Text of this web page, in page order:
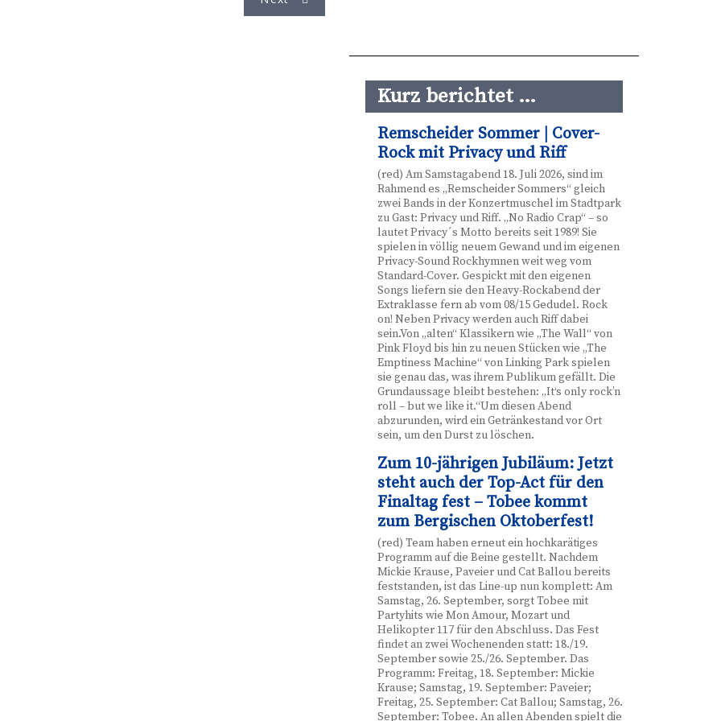
Kurz berichtet …
Remscheider Sommer | Cover-
Rock mit Privacy und Riff
(red) Am Samstagabend 18. Juli 2026, sind im
Rahmend es „Remscheider Sommers“ gleich
zwei Bands in der Konzertmuschel im Stadtpark
zu Gast: Privacy und Riff. „No Radio Crap“ – so
lautet Privacy´s Motto bereits seit 1989! Sie
spielen in völlig neuem Gewand und im eigenen
Privacy-Sound Rockhymnen weit weg vom
Standard-Cover. Gespickt mit den eigenen
Songs liefern sie den Heavy-Rockabend der
Extraklasse fern ab vom 08/15 Gedudel. Rock
on! Neben Privacy werden auch Riff dabei
sein.Von „alten“ Klassikern wie „The Wall“ von
Pink Floyd bis hin zu neuen Stücken wie „The
Emptiness Machine“ von Linking Park spielen
sie genau das, was ihrem Publikum gefällt. Die
Grundaussage bleibt bestehen: „It‘s only rock’n
roll – but we like it.“Um diesen Abend
abzurunden, wird ein Getränkestand vor Ort
sein, um den Durst zu löschen.
Zum 10-jährigen Jubiläum: Jetzt
steht auch der Top-Act für den
Finaltag fest – Tobee kommt
zum Bergischen Oktoberfest!
(red) Team haben erneut ein hochkarätiges
Programm auf die Beine gestellt. Nachdem
Mickie Krause, Paveier und Cat Ballou bereits
feststanden, ist das Line-up nun komplett: Am
Samstag, 26. September, sorgt Tobee mit
Partyhits wie Mon Amour, Mozart und
Helikopter 117 für den Abschluss. Das Fest
findet an zwei Wochenenden statt: 18./19.
September sowie 25./26. September. Das
Programm: Freitag, 18. September: Mickie
Krause; Samstag, 19. September: Paveier;
Freitag, 25. September: Cat Ballou; Samstag, 26.
September: Tobee. An allen Abenden spielt die